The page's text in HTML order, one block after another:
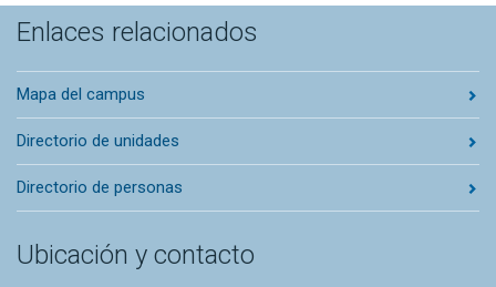
Enlaces relacionados
Mapa del campus
Directorio de unidades
Directorio de personas
Ubicación y contacto